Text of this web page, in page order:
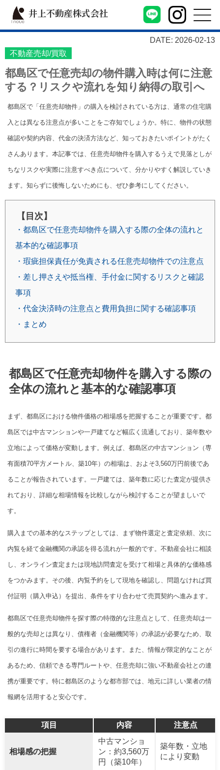
井上不動産株式会社
DATE: 2026-02-13
不動産売却/買取
都島区で任意売却の物件購入時は何に注意
する？リスクや流れを知り納得の取引へ
都島区で「任意売却物件」の購入を検討されている方は、通常の住宅購
入とは異なる注意点が多いことをご存知でしょうか。特に、物件の状態
確認や契約内容、代金の決済方法など、知っておきたいポイントがたく
さんあります。本記事では、任意売却物件を購入するうえで見落としが
ちなリスクや実際に注意すべき点について、分かりやすく解説していき
ます。知らずに後悔しないためにも、ぜひ参考にしてください。
【目次】
・都島区で任意売却物件を購入する際の全体の流れと
基本的な確認事項
・瑕疵担保責任が免責される任意売却物件での注意点
・差し押さえや抵当権、手付金に関するリスクと確認
事項
・代金決済時の注意点と費用負担に関する確認事項
・まとめ
都島区で任意売却物件を購入する際の
全体の流れと基本的な確認事項
まず、都島区における物件価格の相場感を把握することが重要です。都
島区では中古マンションや一戸建てなど幅広く流通しており、築年数や
立地によって価格が変動します。例えば、都島区の中古マンション（専
有面積70平方メートル、築10年）の相場は、およそ3,560万円前後であ
ることが報告されています。一戸建ては、築年数に応じた査定が提供さ
れており、詳細な相場情報を比較しながら検討することが望ましいで
す。
購入までの基本的なステップとしては、まず物件選定と査定依頼、次に
内覧を経て金融機関の承認を得る流れが一般的です。不動産会社に相談
し、オンライン査定または現地訪問査定を受けて相場と具体的な価格感
をつかみます。その後、内覧予約をして現地を確認し、問題なければ買
付証明（購入申込）を提出、条件をすり合わせて売買契約へ進みます。
都島区で任意売却物件を探す際の特徴的な注意点として、任意売却は一
般的な売却とは異なり、債権者（金融機関等）の承認が必要なため、取
引の進行に時間を要する場合があります。また、情報が限定的なことが
あるため、信頼できる専門ルートや、任意売却に強い不動産会社との連
携が重要です。特に都島区のような都市部では、地元に詳しい業者の情
報網を活用すると安心です。
項目 内容 注意点
相場感の把握
中古マンショ
ン：約3,560万
円（築10年）
築年数・立地
により変動